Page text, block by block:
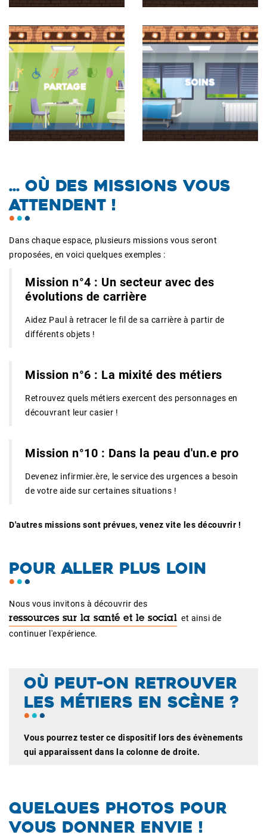
... OÙ DES MISSIONS VOUS
ATTENDENT !
Dans chaque espace, plusieurs missions vous seront
proposées, en voici quelques exemples :
Mission n°4 : Un secteur avec des
évolutions de carrière
Aidez Paul à retracer le fil de sa carrière à partir de
différents objets !
Mission n°6 : La mixité des métiers
Retrouvez quels métiers exercent des personnages en
découvrant leur casier !
Mission n°10 : Dans la peau d'un.e pro
Devenez infirmier.ère, le service des urgences a besoin
de votre aide sur certaines situations !
D'autres missions sont prévues, venez vite les découvrir !
POUR ALLER PLUS LOIN
Nous vous invitons à découvrir des
ressources sur la santé et le social et ainsi de
continuer l'expérience.
OÙ PEUT-ON RETROUVER
LES MÉTIERS EN SCÈNE ?
Vous pourrez tester ce dispositif lors des évènements
qui apparaissent dans la colonne de droite.
QUELQUES PHOTOS POUR
VOUS DONNER ENVIE !